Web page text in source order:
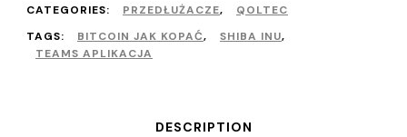
CATEGORIES:
PRZEDŁUŻACZE,
QOLTEC
TAGS:
BITCOIN JAK KOPAĆ, SHIBA INU,
TEAMS APLIKACJA
DESCRIPTION